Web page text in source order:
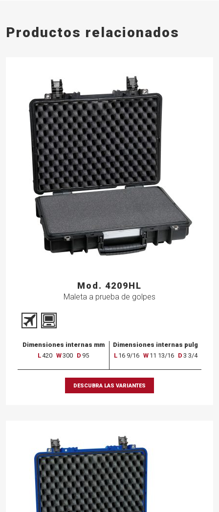
Productos relacionados
Mod. 4209HL
Maleta a prueba de golpes
Dimensiones internas mm
L420 W300 D 95
Dimensiones internas pulg
L 16 9/16 W 11 13/16 D 3 3/4
DESCUBRA LAS VARIANTES